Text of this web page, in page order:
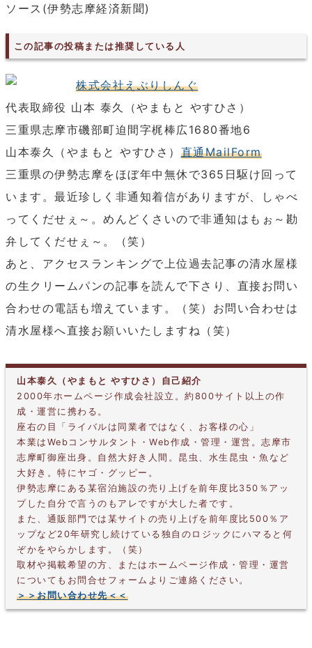
ソース(伊勢志摩経済新聞)
この記事の投稿または推奨している人
株式会社えぶりしんぐ
代表取締役 山本 泰久（やまもと やすひさ）
三重県志摩市磯部町迫間字梶棒広1680番地6
山本泰久（やまもと やすひさ） 直通MailForm
三重県の伊勢志摩をほぼ年中無休で365日駆け回って
います。最近珍しく非通知着信がありますが、しゃべ
ってくだせぇ～。めんどくさいので非通知はもぉ～勘
弁してくだせぇ～。（笑）
あと、アクセスランキングで上位過去記事の清水屋様
の生クリームパンの記事を読んで下さり、直接お問い
合わせの電話も増えています。（笑）お問い合わせは
清水屋様へ直接お願いいたしますね（笑）
山本泰久（やまもと やすひさ）自己紹介
2000年ホームページ作成会社設立。約800サイト以上の作
成・運営に携わる。
座右の目「ライバルは同業者ではなく、お客様の心」
本業はWebコンサルタント・Web作成・管理・運営。志摩市
志摩町御座出身。自然大好き人間。昆虫、水生昆虫・魚など
大好き。特にヤゴ・グッピー。
伊勢志摩にある某宿泊施設の売り上げを前年度比350％アッ
プした自分で言うのもアレですが大した者です。
また、通販部門では某サイトの売り上げを前年度比500％ア
ップなど20年研究し続けている独自のロジックにハマると何
ぞかをやらかします。（笑）
取材や掲載希望の方、またはホームページ作成・管理・運営
についてもお問合せフォームよりご連絡ください。
＞＞お問い合わせ先＜＜